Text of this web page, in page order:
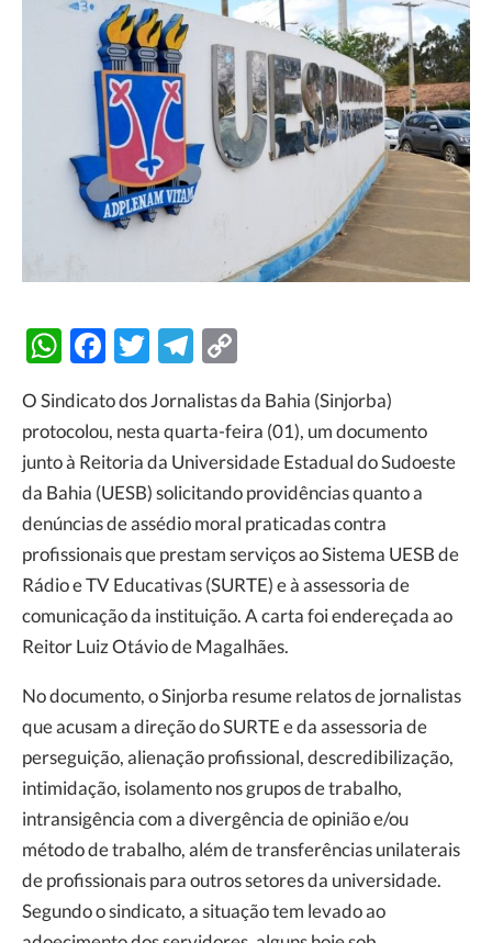
WhatsApp
Facebook
TwitterTelegram
O Sindicato dos Jornalistas da Bahia (Sinjorba)
protocolou, nesta quarta-feira (01), um documento
junto à Reitoria da Universidade Estadual do Sudoeste
da Bahia (UESB) solicitando providências quanto a
denúncias de assédio moral praticadas contra
profissionais que prestam serviços ao Sistema UESB de
Rádio e TV Educativas (SURTE) e à assessoria de
comunicação da instituição. A carta foi endereçada ao
Reitor Luiz Otávio de Magalhães.
No documento, o Sinjorba resume relatos de jornalistas
que acusam a direção do SURTE e da assessoria de
perseguição, alienação profissional, descredibilização,
intimidação, isolamento nos grupos de trabalho,
intransigência com a divergência de opinião e/ou
método de trabalho, além de transferências unilaterais
de profissionais para outros setores da universidade.
Segundo o sindicato, a situação tem levado ao